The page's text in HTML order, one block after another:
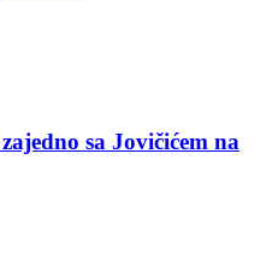
sa Jovičićem na